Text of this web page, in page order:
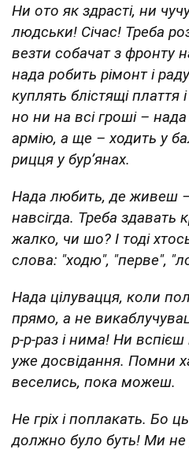
Ни ото як здрасті, ни
людськи! Січас! Треба
везти собачат з фронту
нада робить рімонт і
куплять блістящі плаття
но ни на всі гроші –
армію, а ще – ходить у
рицця у бурʼянах.
Нада любить, де живеш
навсігда. Треба здавать
жалко, чи шо? І тоді
слова: "ходю", "перве",
Нада цілувацця, коли
прямо, а не
р-р-раз і нима! Ни
уже досвідання. Помни
веселись, пока можеш.
Не гріх і поплакать. Бо
должно було буть! Ми